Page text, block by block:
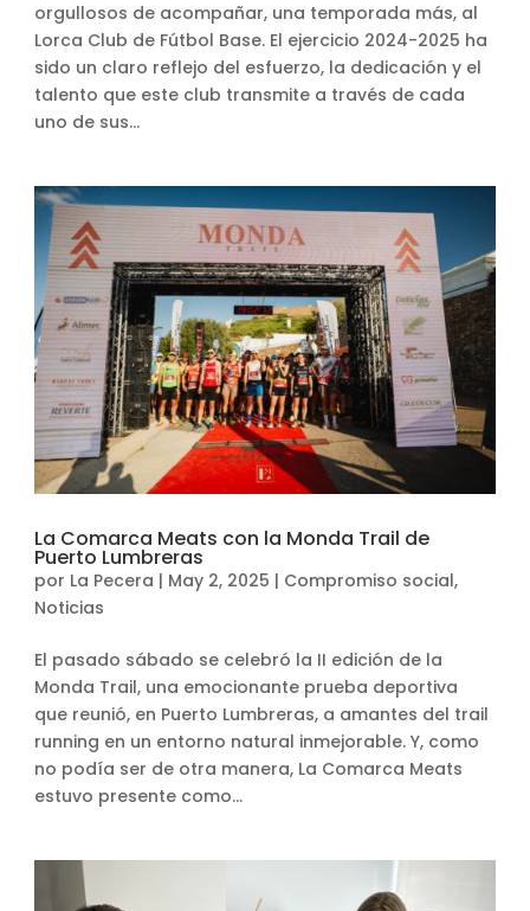
orgullosos de acompañar, una temporada más, al
Lorca Club de Fútbol Base. El ejercicio 2024-2025 ha
sido un claro reflejo del esfuerzo, la dedicación y el
talento que este club transmite a través de cada
uno de sus...
La Comarca Meats con la Monda Trail de
Puerto Lumbreras
por La Pecera | May 2, 2025 | Compromiso social,
Noticias
El pasado sábado se celebró la II edición de la
Monda Trail, una emocionante prueba deportiva
que reunió, en Puerto Lumbreras, a amantes del trail
running en un entorno natural inmejorable. Y, como
no podía ser de otra manera, La Comarca Meats
estuvo presente como...